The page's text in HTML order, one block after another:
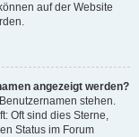
auf der Website
angezeigt werden?
stehen.
Oft sind dies Sterne,
Status im Forum